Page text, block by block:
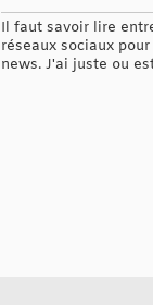
Il faut savoir lire
réseaux sociaux
news. J'ai juste ou